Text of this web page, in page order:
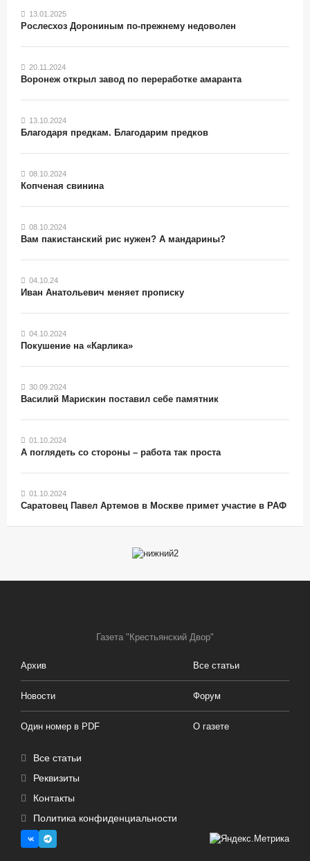
13.01.2025
Рослесхоз Дорониным по-прежнему недоволен
20.11.2024
Воронеж открыл завод по переработке амаранта
13.10.2024
Благодаря предкам. Благодарим предков
08.10.2024
Копченая свинина
08.10.2024
Вам пакистанский рис нужен? А мандарины?
04.10.24
Иван Анатольевич меняет прописку
04.10.2024
Покушение на «Карлика»
30.09.2024
Василий Марискин поставил себе памятник
01.10.2024
А поглядеть со стороны – работа так проста
01.10.2024
Саратовец Павел Артемов в Москве примет участие в РАФ
Газета "Крестьянский Двор"
Архив Все статьи
Новости Форум
Один номер в PDF О газете
Все статьи
Реквизиты
Контакты
Политика конфиденциальности